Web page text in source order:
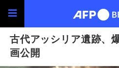
古代アッシリア遺跡、
画公開